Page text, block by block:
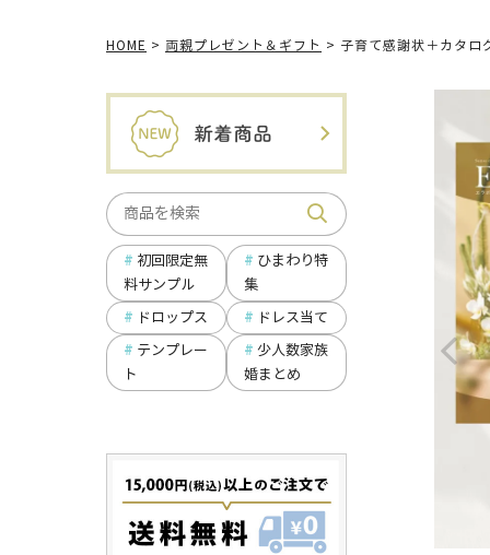
HOME 両親プレゼント＆ギフト 子育て感謝状＋カタロ
初回限定無
料サンプル
ひまわり特
集
ドロップス
ドレス当て
テンプレー
ト
少人数家族
婚まとめ